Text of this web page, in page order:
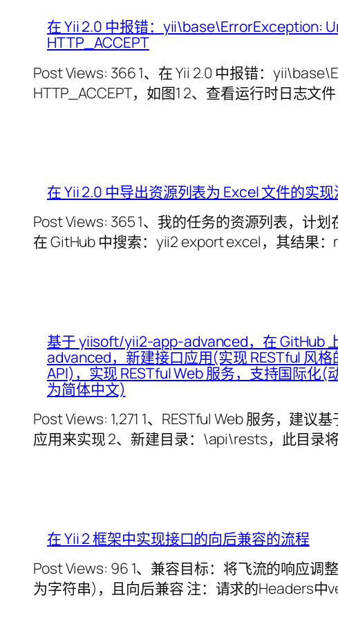
在 Yii 2.0 中报错：yii\base\ErrorException:
HTTP_ACCEPT
Post Views: 366 1、在 Yii 2.0 中报错：
HTTP_ACCEPT，如图1 2、查看运行时日志文
在 Yii 2.0 中导出资源列表为 Excel 文件的实现
Post Views: 365 1、我的任务的资源列表，计划
在 GitHub 中搜索：yii2 export excel，其结果
基于 yiisoft/yii2-app-advanced，在 GitHub
advanced，新建接口应用(实现 RESTful 风
API)，实现 RESTful Web 服务，支持国际化(
为简体中文)
Post Views: 1,271 1、RESTful Web 服务，建
应用来实现 2、新建目录：\api\rests，此目录
在 Yii 2 框架中实现接口的向后兼容的流程
Post Views: 96 1、兼容目标：将飞流的响应调
为字符串)，且向后兼容 注：请求的Headers中